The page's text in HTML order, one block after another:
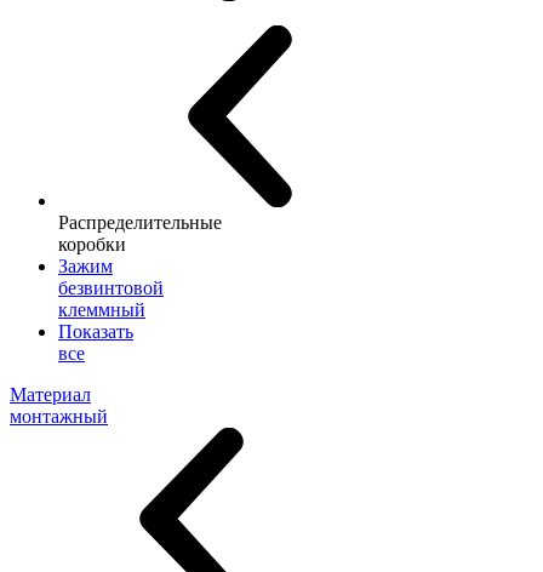
Распределительные
коробки
Зажим
безвинтовой
клеммный
Показать
все
Материал
монтажный